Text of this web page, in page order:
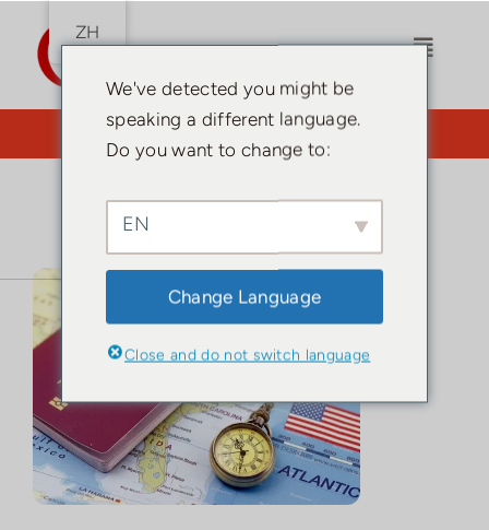
容
切
航
土耳
其国
籍
居留
许可
证
土耳
其指
您需要律师吗？点击此处。
ZH
We've detected you might be
speaking a different language.
Do you want to change to:
EN
Change Language
Close and do not switch language